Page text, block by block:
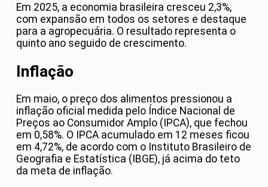
Em 2025, a economia brasileira cresceu 2,3%,
com expansão em todos os setores e destaque
para a agropecuária. O resultado representa o
quinto ano seguido de crescimento.
Inflação
Em maio, o preço dos alimentos pressionou a
inflação oficial medida pelo Índice Nacional de
Preços ao Consumidor Amplo (IPCA), que fechou
em 0,58%. O IPCA acumulado em 12 meses ficou
em 4,72%, de acordo com o Instituto Brasileiro de
Geografia e Estatística (IBGE), já acima do teto
da meta de inflação.